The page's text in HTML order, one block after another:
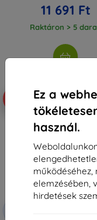
Ez a
használ.
működéséhez,
elemzésében,
hirdetések
11 691 Ft
Raktáron > 5